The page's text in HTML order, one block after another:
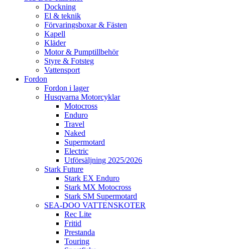
Dockning
El & teknik
Förvaringsboxar & Fästen
Kapell
Kläder
Motor & Pumptillbehör
Styre & Fotsteg
Vattensport
Fordon
Fordon i lager
Husqvarna Motorcyklar
Motocross
Enduro
Travel
Naked
Supermotard
Electric
Utförsäljning 2025/2026
Stark Future
Stark EX Enduro
Stark MX Motocross
Stark SM Supermotard
SEA-DOO VATTENSKOTER
Rec Lite
Fritid
Prestanda
Touring